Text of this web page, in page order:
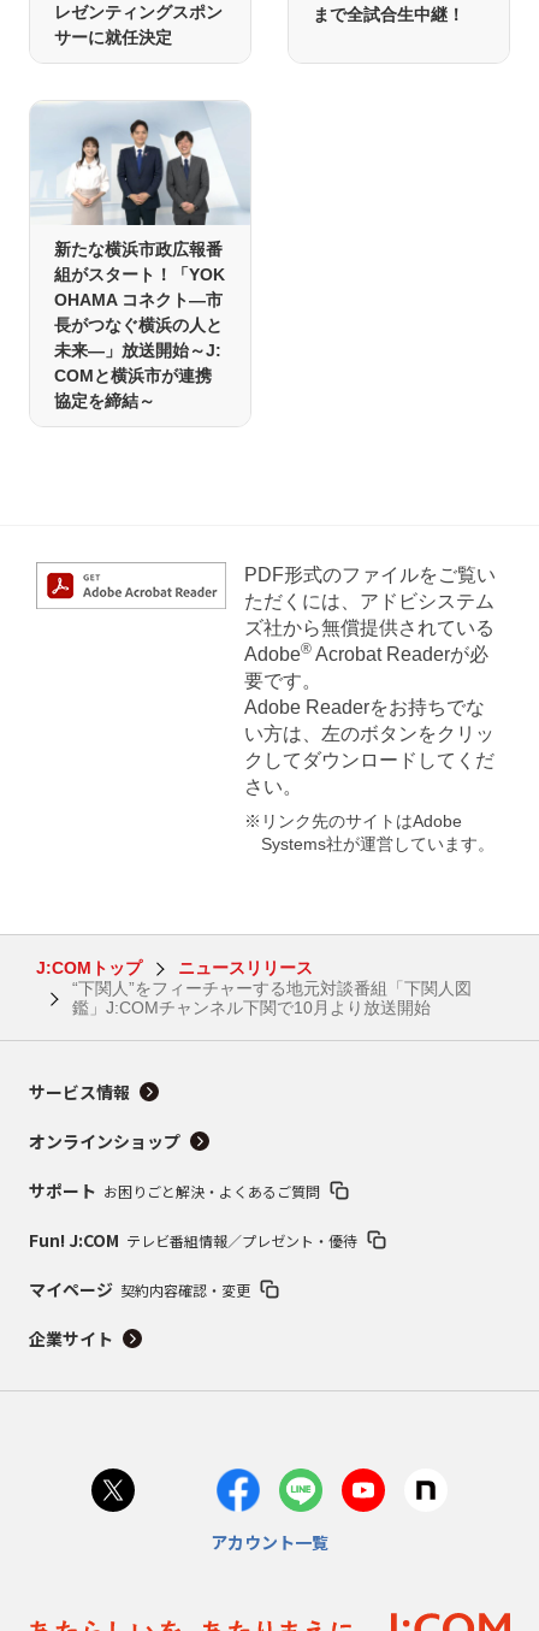
レゼンティングスポン
サーに就任決定
まで全試合生中継！
新たな横浜市政広報番
組がスタート！「YOK
OHAMA コネクト―市
長がつなぐ横浜の人と
未来―」放送開始～J:
COMと横浜市が連携
協定を締結～
PDF形式のファイルをご覧い
ただくには、アドビシステム
ズ社から無償提供されている
Adobe®Acrobat Readerが必
要です。
Adobe Readerをお持ちでな
い方は、左のボタンをクリッ
クしてダウンロードしてくだ
さい。
※リンク先のサイトはAdobe
Systems社が運営しています。
J:COMトップ
ニュースリリース
“下関人”をフィーチャーする地元対談番組「下関人図
鑑」J:COMチャンネル下関で10月より放送開始
サービス情報
オンラインショップ
サポート お困りごと解決・よくあるご質問
Fun! J:COM テレビ番組情報／プレゼント・優待
マイページ 契約内容確認・変更
企業サイト
アカウント一覧